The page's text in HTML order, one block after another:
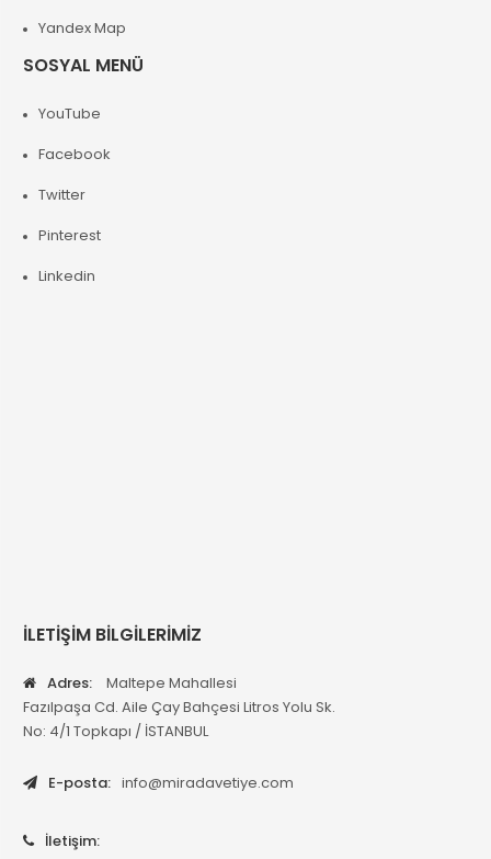
Yandex Map
SOSYAL MENÜ
YouTube
Facebook
Twitter
Pinterest
Linkedin
İLETİŞİM BİLGİLERİMİZ
Adres:
Maltepe Mahallesi
Fazılpaşa Cd. Aile Çay Bahçesi Litros Yolu Sk.
No: 4/1 Topkapı / İSTANBUL
E-posta: info@miradavetiye.com
İletişim: